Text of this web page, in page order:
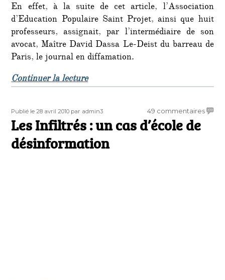
En effet, à la suite de cet article, l’Association
d’Education Populaire Saint Projet, ainsi que huit
professeurs, assignait, par l’intermédiaire de son
avocat, Maître David Dassa Le-Deist du barreau de
Paris, le journal en diffamation.
Continuer la lecturede « Infiltrés : le torchon Sud-
Publié
le
Publié le 28 avril 2010 Auteur
par admin3 49 commentairessur
Les Infiltrés : un cas d’école de
désinformation